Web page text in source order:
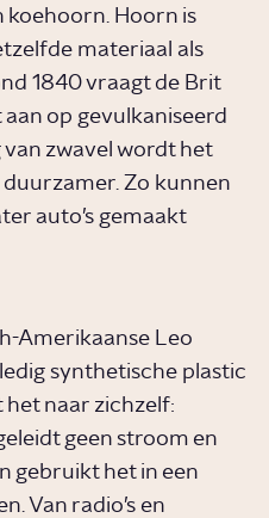
koehoorn. Hoorn is
materiaal als
1840 vraagt de Brit
op gevulkaniseerd
zwavel wordt het
Zo kunnen
auto’s gemaakt
Amerikaanse Leo
synthetische plastic
het naar zichzelf:
geen stroom en
gebruikt het in een
Van radio’s en